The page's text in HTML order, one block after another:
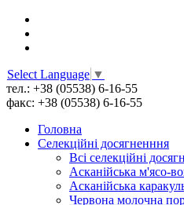
Select Language ▼
тел.: +38 (05538) 6-16-55
факс: +38 (05538) 6-16-55
Головна
Селекційні досягненння
Всі cелекційні
Асканійська м'ясо-
Асканійська
Червона молочна